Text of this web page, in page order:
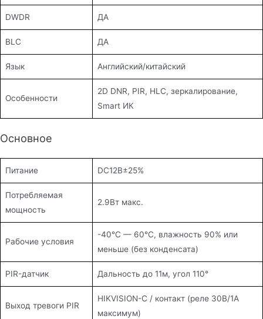
DWDR ДА
BLC ДА
Язык Английский/китайский
Особенности
2D DNR, PIR, HLC, зеркалирование,
Smart ИК
Основное
Питание DC12В±25%
Потребляемая
мощность
2.9Вт макс.
Рабочие условия
-40°С — 60°С, влажность 90% или
меньше (без конденсата)
PIR-датчик Дальность до 11м, угол 110°
Выход тревоги PIR
HIKVISION-C / контакт (реле 30В/1А
максимум)